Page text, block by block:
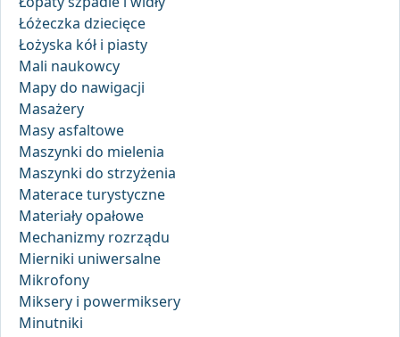
Łóżeczka dziecięce
Łożyska kół i piasty
Mali naukowcy
Mapy do nawigacji
Masażery
Masy asfaltowe
Maszynki do mielenia
Maszynki do strzyżenia
Materace turystyczne
Materiały opałowe
Mechanizmy rozrządu
Mierniki uniwersalne
Mikrofony
Miksery i powermiksery
Minutniki